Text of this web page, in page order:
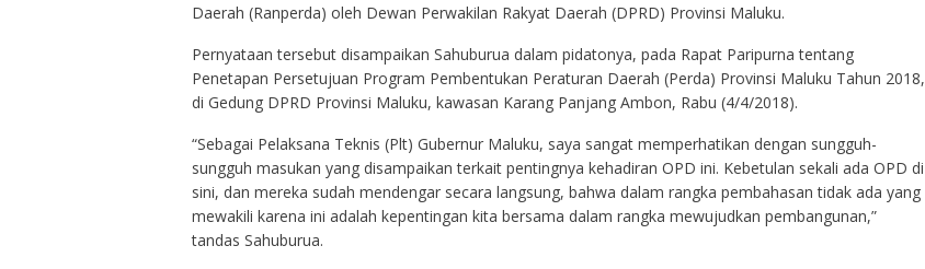
Daerah (Ranperda) oleh Dewan Perwakilan Rakyat Daerah (DPRD) Provinsi Maluku.
Pernyataan tersebut disampaikan Sahuburua dalam pidatonya, pada Rapat Paripurna tentang
Penetapan Persetujuan Program Pembentukan Peraturan Daerah (Perda) Provinsi Maluku Tahun 2018,
di Gedung DPRD Provinsi Maluku, kawasan Karang Panjang Ambon, Rabu (4/4/2018).
“Sebagai Pelaksana Teknis (Plt) Gubernur Maluku, saya sangat memperhatikan dengan sungguh-
sungguh masukan yang disampaikan terkait pentingnya kehadiran OPD ini. Kebetulan sekali ada OPD di
sini, dan mereka sudah mendengar secara langsung, bahwa dalam rangka pembahasan tidak ada yang
mewakili karena ini adalah kepentingan kita bersama dalam rangka mewujudkan pembangunan,”
tandas Sahuburua.